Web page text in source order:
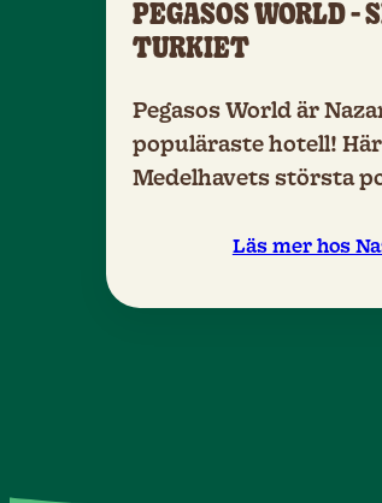
PEGASOS WORLD -
TURKIET
Pegasos World är
populäraste hotell!
Medelhavets största
sandstrand och ett
priset!
Läs mer hos